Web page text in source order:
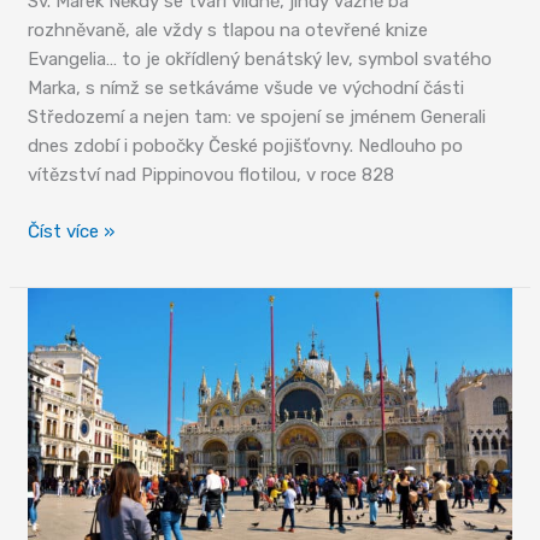
rozhněvaně, ale vždy s tlapou na otevřené knize
Evangelia… to je okřídlený benátský lev, symbol svatého
Marka, s nímž se setkáváme všude ve východní části
Středozemí a nejen tam: ve spojení se jménem Generali
dnes zdobí i pobočky České pojišťovny. Nedlouho po
vítězství nad Pippinovou flotilou, v roce 828
Posmrtné
patrona
Číst více »